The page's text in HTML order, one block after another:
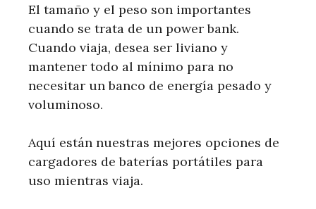
El tamaño y el peso son importantes
cuando se trata de un power bank.
Cuando viaja, desea ser liviano y
mantener todo al mínimo para no
necesitar un banco de energía pesado y
voluminoso.
Aquí están nuestras mejores opciones de
cargadores de baterías portátiles para
uso mientras viaja.